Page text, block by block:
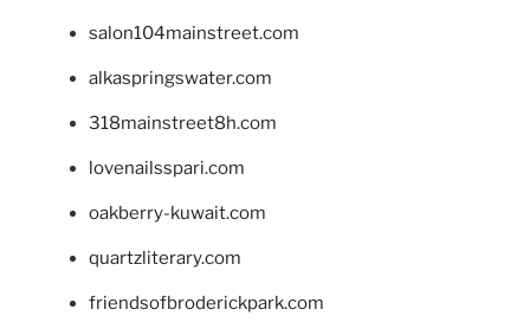
salon104mainstreet.com
alkaspringswater.com
318mainstreet8h.com
lovenailsspari.com
oakberry-kuwait.com
quartzliterary.com
friendsofbroderickpark.com